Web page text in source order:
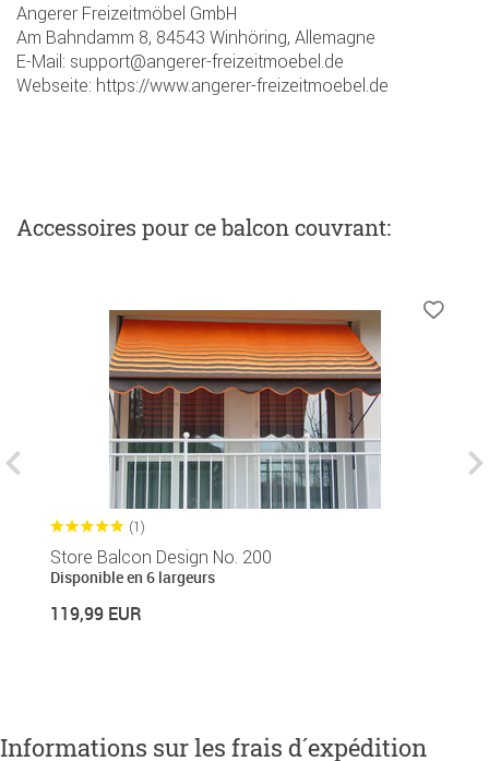
Angerer Freizeitmöbel GmbH
Am Bahndamm 8, 84543 Winhöring, Allemagne
E-Mail: support@angerer-freizeitmoebel.de
Webseite: https://www.angerer-freizeitmoebel.de
Accessoires pour ce balcon couvrant:
(1)
Store Balcon Design No. 200
Disponible en 6 largeurs
119,99 EUR
Informations sur les frais d´expédition